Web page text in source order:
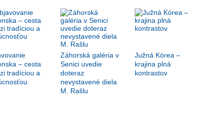
– cesta
tradíciou a
Záhorská galéria v
Senici uvedie
doteraz
nevystavené diela
M. Rašlu
Južná Kórea –
krajina plná
kontrastov